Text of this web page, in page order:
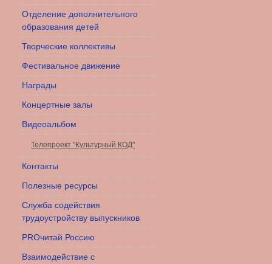
Отделение дополнительного
образования детей
Творческие коллективы
Фестивальное движение
Награды
Концертные залы
Видеоальбом
Телепроект "Культурный КОД"
Контакты
Полезные ресурсы
Служба содействия
трудоустройству выпускников
PROчитай Россию
Взаимодействие с